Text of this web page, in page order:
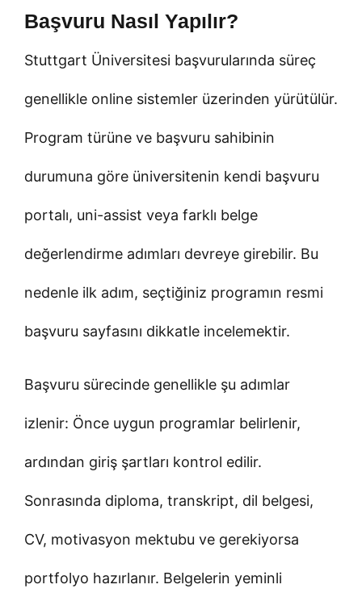
Başvuru Nasıl Yapılır?
Stuttgart Üniversitesi başvurularında süreç
genellikle online sistemler üzerinden yürütülür.
Program türüne ve başvuru sahibinin
durumuna göre üniversitenin kendi başvuru
portalı, uni-assist veya farklı belge
değerlendirme adımları devreye girebilir. Bu
nedenle ilk adım, seçtiğiniz programın resmi
başvuru sayfasını dikkatle incelemektir.
Başvuru sürecinde genellikle şu adımlar
izlenir: Önce uygun programlar belirlenir,
ardından giriş şartları kontrol edilir.
Sonrasında diploma, transkript, dil belgesi,
CV, motivasyon mektubu ve gerekiyorsa
portfolyo hazırlanır. Belgelerin yeminli